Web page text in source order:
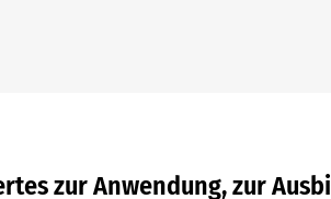
zur Anwendung, zur